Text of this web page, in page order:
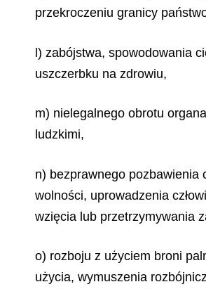
przekroczeniu granicy
l) zabójstwa, spowodowania
uszczerbku na zdrowiu,
m) nielegalnego obrotu
ludzkimi,
n) bezprawnego pozbawienia
wolności, uprowadzenia
wzięcia lub przetrzymywania
o) rozboju z użyciem broni
użycia, wymuszenia